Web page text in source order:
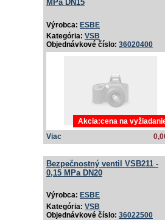
MPa DN15
Výrobca: ESBE
Kategória: VSB
Objednávkové číslo: 36020400
Viac
Akcia:cena na
Bezpečnostný ventil VSB211 -
0,15 MPa DN20
Výrobca: ESBE
Kategória: VSB
Objednávkové číslo: 36022500